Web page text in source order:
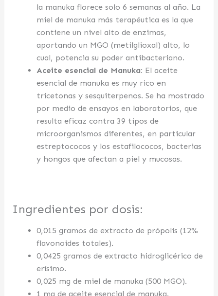
la manuka florece solo 6 semanas al año. La
miel de manuka más terapéutica es la que
contiene un nivel alto de enzimas,
aportando un MGO (metilglioxal) alto, lo
cual, potencia su poder antibacteriano.
Aceite esencial de Manuka: El aceite
esencial de manuka es muy rico en
tricetonas y sesquiterpenos. Se ha mostrado
por medio de ensayos en laboratorios, que
resulta eficaz contra 39 tipos de
microorganismos diferentes, en particular
estreptococos y los estafilococos, bacterias
y hongos que afectan a piel y mucosas.
Ingredientes por dosis:
0,015 gramos de extracto de própolis (12%
flavonoides totales).
0,0425 gramos de extracto hidroglicérico de
erísimo.
0,025 mg de miel de manuka (500 MGO).
1 mg de aceite esencial de manuka.